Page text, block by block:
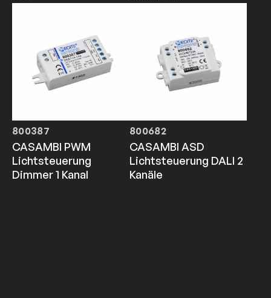
800387
CASAMBI PWM
Lichtsteuerung
Dimmer 1 Kanal
800682
CASAMBI ASD
Lichtsteuerung DALI 2
Kanäle